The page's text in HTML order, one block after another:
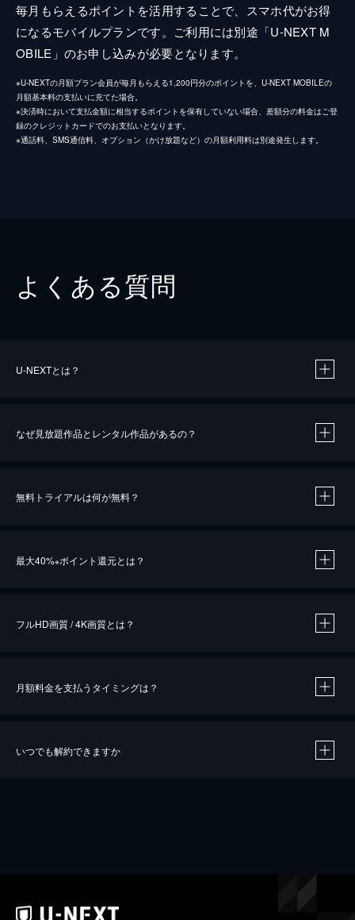
毎月もらえるポイントを活用することで、スマホ代がお得
になるモバイルプランです。ご利用には別途「U-NEXT M
OBILE」のお申し込みが必要となります。
※U-NEXTの月額プラン会員が毎月もらえる1,200円分のポイントを、U-NEXT MOBILEの
月額基本料の支払いに充てた場合。
※決済時において支払金額に相当するポイントを保有していない場合、差額分の料金はご登
録のクレジットカードでのお支払いとなります。
※通話料、SMS通信料、オプション（かけ放題など）の月額利用料は別途発生します。
よくある質問
U-NEXTとは？
なぜ見放題作品とレンタル作品があるの？
無料トライアルは何が無料？
最大40%※ポイント還元とは？
※40％ポイント還元の対象は、クレジットカード決済による作品の購入 / レンタルです。
フルHD画質 / 4K画質とは？
月額料金を支払うタイミングは？
いつでも解約できますか